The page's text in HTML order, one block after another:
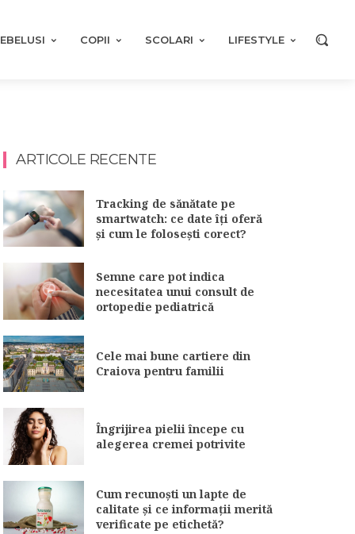
COPII SCOLARI LIFESTYLE
ARTICOLE RECENTE
Tracking de sănătate pe
smartwatch: ce date îți oferă
și cum le folosești corect?
Semne care pot indica
necesitatea unui consult de
ortopedie pediatrică
Cele mai bune cartiere din
Craiova pentru familii
Îngrijirea pielii începe cu
alegerea cremei potrivite
Cum recunoști un lapte de
calitate și ce informații merită
verificate pe etichetă?